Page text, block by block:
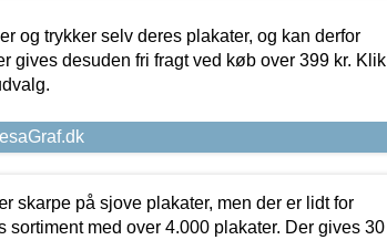
og trykker selv deres plakater, og kan derfor
gives desuden fri fragt ved køb over 399 kr. Klik
skarpe på sjove plakater, men der er lidt for
sortiment med over 4.000 plakater. Der gives 30